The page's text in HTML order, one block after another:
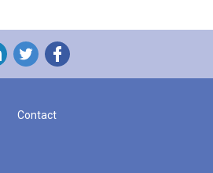
Contact